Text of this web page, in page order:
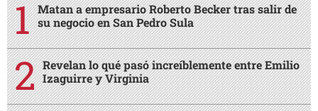
Matan a empresario Roberto Becker tras salir de
su negocio en San Pedro Sula
Revelan lo qué pasó increíblemente entre Emilio
Izaguirre y Virginia